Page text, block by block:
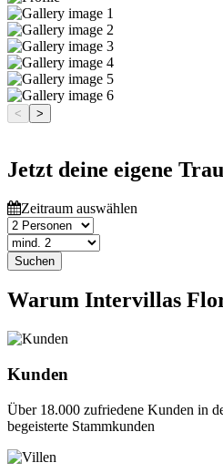
< >
Jetzt deine eigene
Zeitraum auswählen
Suchen
Warum Intervillas
Kunden
Über 18.000 zufriedene Kunden in
begeisterte Stammkunden